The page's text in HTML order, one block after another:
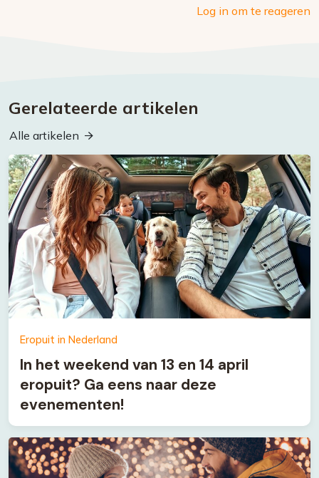
Log in om te reageren
Gerelateerde artikelen
Alle artikelen
Eropuit in Nederland
In het weekend van 13 en 14 april
eropuit? Ga eens naar deze
evenementen!